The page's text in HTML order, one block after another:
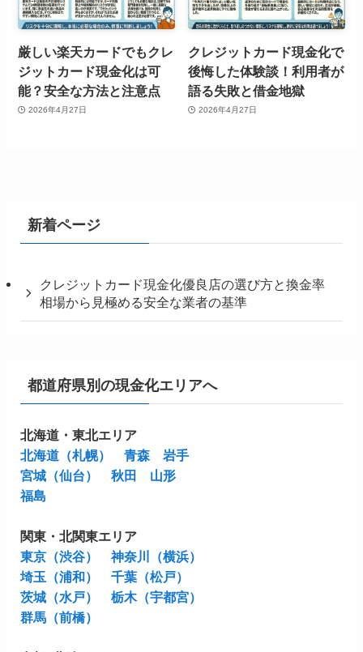
厳しい楽天カードでもクレ
ジットカード現金化は可
能？安全な方法と注意点
2026年4月27日
クレジットカード現金化で
後悔した体験談！利用者が
語る失敗と借金地獄
2026年4月27日
新着ページ
クレジットカード現金化優良店の選び方と換金率
相場から見極める安全な業者の基準
都道府県別の現金化エリアへ
北海道・東北エリア
北海道（札幌）
青森
岩手
宮城（仙台）
秋田
山形
福島
関東・北関東エリア
東京（渋谷）
神奈川（横浜）
埼玉（浦和）
千葉（松戸）
茨城（水戸）
栃木（宇都宮）
群馬（前橋）